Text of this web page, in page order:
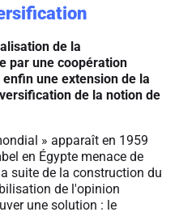
de la
par une coopération
une extension de la
de la notion de
» apparaît en 1959
en Égypte menace de
suite de la construction du
de l'opinion
une solution : le